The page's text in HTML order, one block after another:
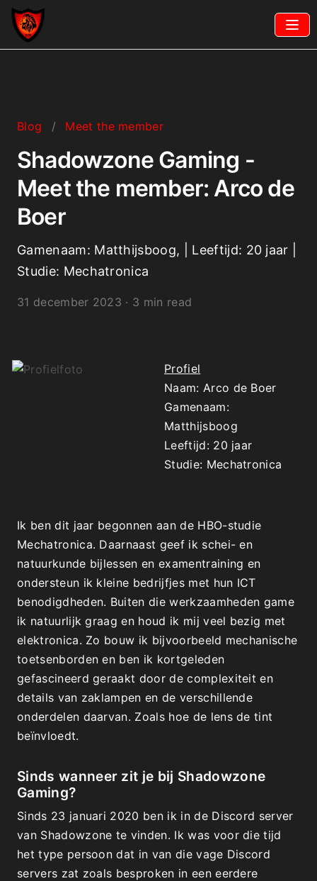
Blog / Meet the member
Shadowzone Gaming -
Meet the member: Arco de
Boer
Gamenaam: Matthijsboog, | Leeftijd: 20 jaar |
Studie: Mechatronica
31 december 2023 · 3 min read
Profiel
Naam: Arco de Boer
Gamenaam:
Matthijsboog
Leeftijd: 20 jaar
Studie: Mechatronica
Ik ben dit jaar begonnen aan de HBO-studie
Mechatronica. Daarnaast geef ik schei- en
natuurkunde bijlessen en examentraining en
ondersteun ik kleine bedrijfjes met hun ICT
benodigdheden. Buiten die werkzaamheden game
ik natuurlijk graag en houd ik mij veel bezig met
elektronica. Zo bouw ik bijvoorbeeld mechanische
toetsenborden en ben ik kortgeleden
gefascineerd geraakt door de complexiteit en
details van zaklampen en de verschillende
onderdelen daarvan. Zoals hoe de lens de tint
beïnvloedt.
Sinds wanneer zit je bij Shadowzone
Gaming?
Sinds 23 januari 2020 ben ik in de Discord server
van Shadowzone te vinden. Ik was voor die tijd
het type persoon dat in van die vage Discord
servers zat zoals besproken in een eerdere